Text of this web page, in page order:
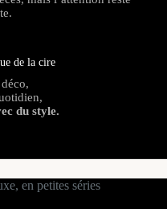
de la cire
du style.
en petites séries